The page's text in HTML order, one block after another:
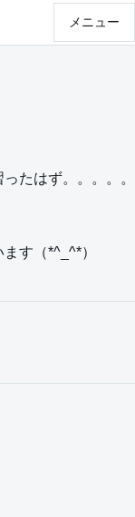
メニュー
たはず。。。。。
す（*^_^*）